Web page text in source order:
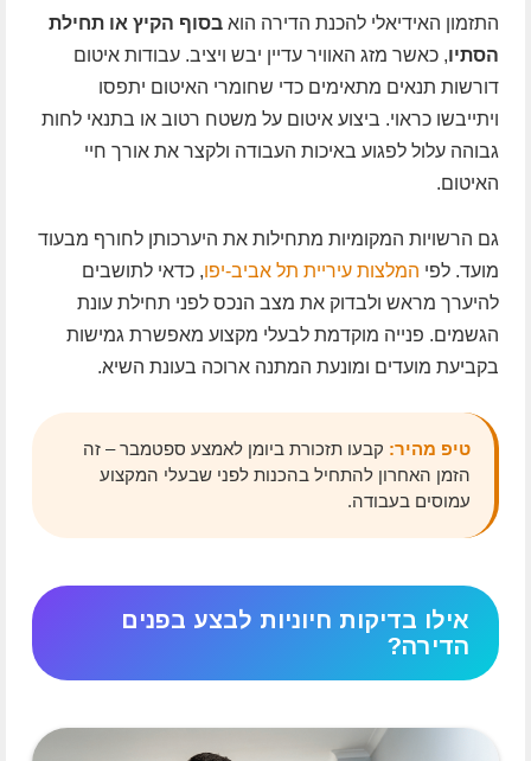
התזמון האידיאלי להכנת הדירה הוא בסוף הקיץ או תחילת
הסתיו, כאשר מזג האוויר עדיין יבש ויציב. עבודות איטום
דורשות תנאים מתאימים כדי שחומרי האיטום יתפסו
ויתייבשו כראוי. ביצוע איטום על משטח רטוב או בתנאי לחות
גבוהה עלול לפגוע באיכות העבודה ולקצר את אורך חיי
האיטום.
גם הרשויות המקומיות מתחילות את היערכותן לחורף מבעוד
מועד. לפי המלצות עיריית תל אביב-יפו, כדאי לתושבים
להיערך מראש ולבדוק את מצב הנכס לפני תחילת עונת
הגשמים. פנייה מוקדמת לבעלי מקצוע מאפשרת גמישות
בקביעת מועדים ומונעת המתנה ארוכה בעונת השיא.
טיפ מהיר: קבעו תזכורת ביומן לאמצע ספטמבר – זה
הזמן האחרון להתחיל בהכנות לפני שבעלי המקצוע
עמוסים בעבודה.
אילו בדיקות חיוניות לבצע בפנים
הדירה?